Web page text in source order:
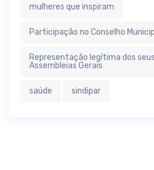
mulheres que inspiram
Participação no Conselho
Representação legítima dos
Assembleias Gerais
saúde sindipar